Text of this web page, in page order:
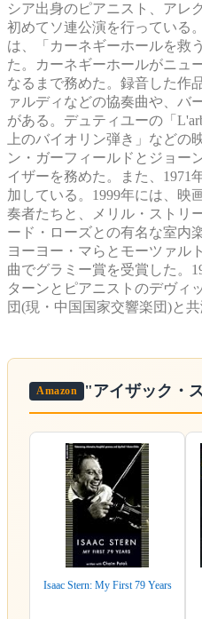
シア出身のピアニスト、アレ
初めてソ連公演を行っている
は、「カーネギーホールを救
た。カーネギーホールがニュ
なるまで務めた。録音した作
ァルディなどの協奏曲や、バ
がある。デュティユーの「
上のバイオリン弾き」など
ン・ガーフィールドとジョー
イザーを務めた。また、1971
加している。1999年には、映
奏者たちと、メリル・ストリ
ード・ローズとの有名な室内
ヨーヨー・マらとモーツァル
曲でグラミー賞を受賞した。
ターンとピアニストのデヴィ
団(現・中国国家交響楽団)と共
Amazon "アイザック・
Isaac Stern: My First 79 Years